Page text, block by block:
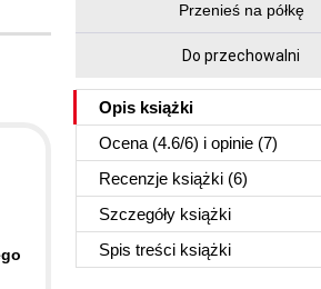
Przenieś na półkę
Do przechowalni
Opis książki
Ocena (4.6/6) i opinie (7)
Recenzje książki (6)
Szczegóły książki
Spis treści książki